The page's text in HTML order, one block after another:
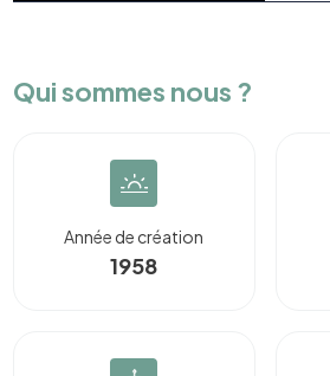
Qui sommes nous ?
Année de création
1958